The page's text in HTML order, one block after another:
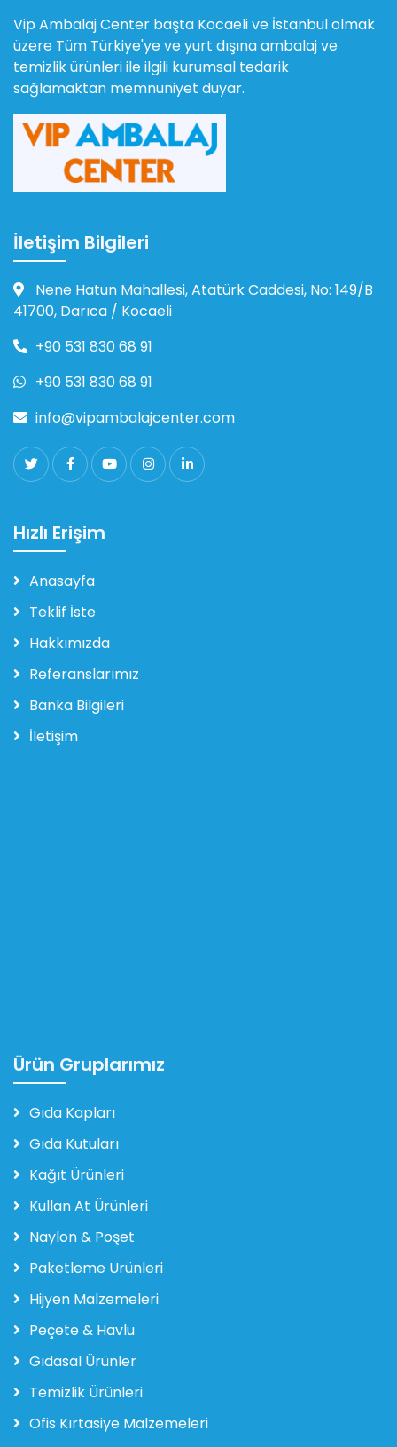
Vip Ambalaj Center başta Kocaeli ve İstanbul olmak
üzere Tüm Türkiye'ye ve yurt dışına ambalaj ve
temizlik ürünleri ile ilgili kurumsal tedarik
sağlamaktan memnuniyet duyar.
İletişim Bilgileri
Nene Hatun Mahallesi, Atatürk Caddesi, No: 149/B
41700, Darıca / Kocaeli
+90 531 830 68 91
+90 531 830 68 91
info@vipambalajcenter.com
Hızlı Erişim
Anasayfa
Teklif İste
Hakkımızda
Referanslarımız
Banka Bilgileri
İletişim
Ürün Gruplarımız
Gıda Kapları
Gıda Kutuları
Kağıt Ürünleri
Kullan At Ürünleri
Naylon & Poşet
Paketleme Ürünleri
Hijyen Malzemeleri
Peçete & Havlu
Gıdasal Ürünler
Temizlik Ürünleri
Ofis Kırtasiye Malzemeleri